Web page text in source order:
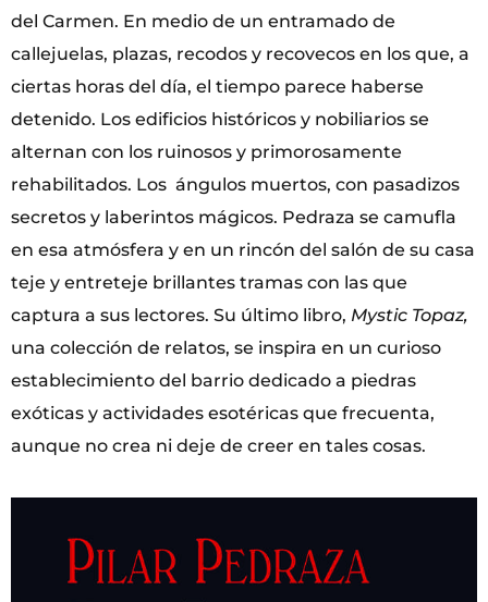
del Carmen. En medio de un entramado de
callejuelas, plazas, recodos y recovecos en los que, a
ciertas horas del día, el tiempo parece haberse
detenido. Los edificios históricos y nobiliarios se
alternan con los ruinosos y primorosamente
rehabilitados. Los ángulos muertos, con pasadizos
secretos y laberintos mágicos. Pedraza se camufla
en esa atmósfera y en un rincón del salón de su casa
teje y entreteje brillantes tramas con las que
captura a sus lectores. Su último libro, Mystic Topaz,
una colección de relatos, se inspira en un curioso
establecimiento del barrio dedicado a piedras
exóticas y actividades esotéricas que frecuenta,
aunque no crea ni deje de creer en tales cosas.